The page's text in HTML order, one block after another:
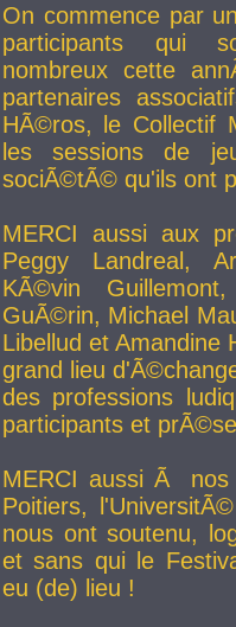
On commence par
participants qui
nombreux cette
partenaires
HÃ©ros, le Collectif
les sessions de
sociÃ©tÃ© qu'ils ont
MERCI aussi aux
Peggy Landreal,
KÃ©vin
GuÃ©rin, Michael
Libellud et Amandine
grand lieu
des professions
participants et
MERCI aussi Ã nos
Poitiers,
nous ont soutenu,
et sans qui le
eu (de) lieu !